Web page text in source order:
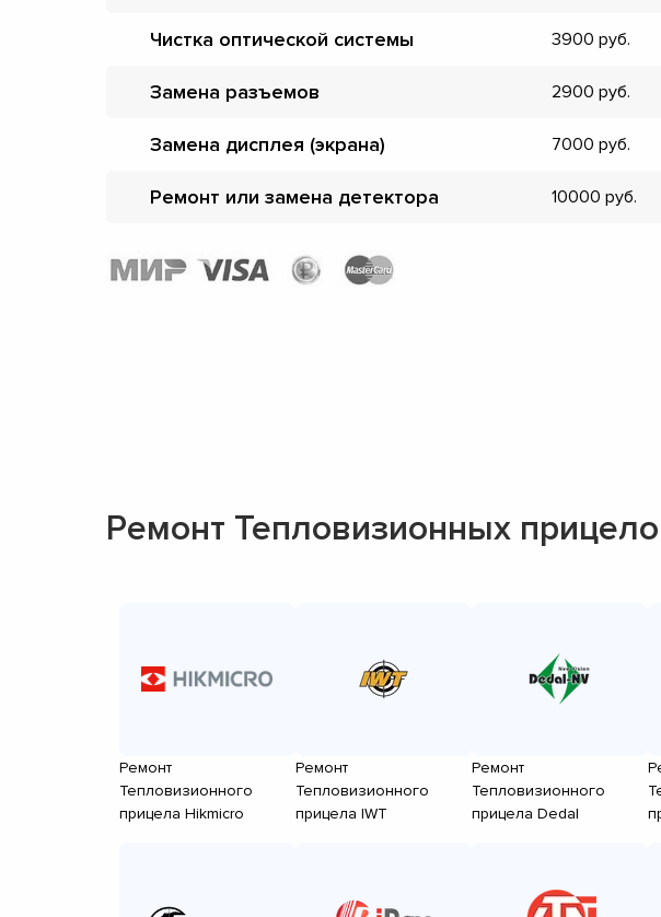
Чистка оптической системы 3900
Замена разъемов 2900
Замена дисплея (экрана) 7000
Ремонт или замена детектора 10000
Ремонт Тепловизионных
Ремонт
Тепловизионного
прицела Hikmicro
Ремонт
Тепловизионного
прицела IWT
Ремонт
Тепловизионного
прицела Dedal